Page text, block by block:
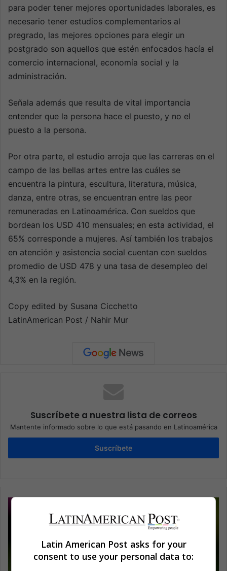
para poder tener mejores oportunidades laborales, es
necesario tener estudios complementarios al
pregrado, las mejores opciones para elegir un
postgrado son aquellos que estén enfocados hacía el
comercio internacional, economía social y la
administración.
Señala además que resulta de vital importancia
entender que la persona hace el puesto, y no el
puesto a la persona.
Por otra parte, el estudio arroja que las carreras en el
campo de las bellas artes entre las cuáles se
encuentra la pintura, escultura, literatura, música,
danza, entre otras, se encuentran entre las peor
remuneradas en Latinoamérica. Con sueldos que
bordean los USD 410 mensuales; en esta actividad, el
65% corresponde a mujeres. Así también los trabajos
en atención y asistencia social cuentan con sueldos
promedio de USD 478 y una tasa de desempleo del
4,3% en la región.
Copy edited by Susana Cicchetto
LatinAmerican Post / Nahir Mur
Suscríbete a nuestra lista de correos
Mantente informado sobre lo que está pasando en Latinoamérica
Suscríbete
Latin American Post asks for your
consent to use your personal data to: